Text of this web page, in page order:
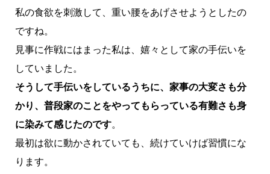
私の食欲を刺激して、重い腰をあげさせようとしたの
ですね。
見事に作戦にはまった私は、嬉々として家の手伝いを
していました。
そうして手伝いをしているうちに、家事の大変さも分
かり、普段家のことをやってもらっている有難さも身
に染みて感じたのです。
最初は欲に動かされていても、続けていけば習慣にな
ります。